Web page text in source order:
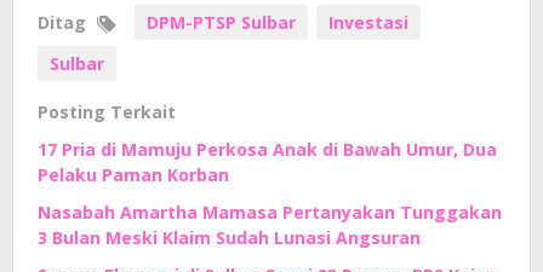
Ditag DPM-PTSP Sulbar
Investasi
Sulbar
Posting Terkait
17 Pria di Mamuju Perkosa Anak di Bawah Umur, Dua
Pelaku Paman Korban
Nasabah Amartha Mamasa Pertanyakan Tunggakan
3 Bulan Meski Klaim Sudah Lunasi Angsuran